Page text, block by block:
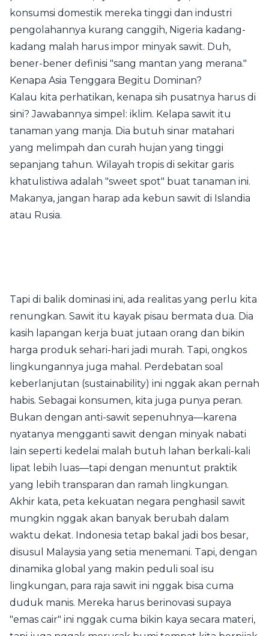
konsumsi domestik mereka tinggi dan industri
pengolahannya kurang canggih, Nigeria kadang-
kadang malah harus impor minyak sawit. Duh,
bener-bener definisi "sang mantan yang merana."
Kenapa Asia Tenggara Begitu Dominan?
Kalau kita perhatikan, kenapa sih pusatnya harus di
sini? Jawabannya simpel: iklim. Kelapa sawit itu
tanaman yang manja. Dia butuh sinar matahari
yang melimpah dan curah hujan yang tinggi
sepanjang tahun. Wilayah tropis di sekitar garis
khatulistiwa adalah "sweet spot" buat tanaman ini.
Makanya, jangan harap ada kebun sawit di Islandia
atau Rusia.
Tapi di balik dominasi ini, ada realitas yang perlu kita
renungkan. Sawit itu kayak pisau bermata dua. Dia
kasih lapangan kerja buat jutaan orang dan bikin
harga produk sehari-hari jadi murah. Tapi, ongkos
lingkungannya juga mahal. Perdebatan soal
keberlanjutan (sustainability) ini nggak akan pernah
habis. Sebagai konsumen, kita juga punya peran.
Bukan dengan anti-sawit sepenuhnya—karena
nyatanya mengganti sawit dengan minyak nabati
lain seperti kedelai malah butuh lahan berkali-kali
lipat lebih luas—tapi dengan menuntut praktik
yang lebih transparan dan ramah lingkungan.
Akhir kata, peta kekuatan negara penghasil sawit
mungkin nggak akan banyak berubah dalam
waktu dekat. Indonesia tetap bakal jadi bos besar,
disusul Malaysia yang setia menemani. Tapi, dengan
dinamika global yang makin peduli soal isu
lingkungan, para raja sawit ini nggak bisa cuma
duduk manis. Mereka harus berinovasi supaya
"emas cair" ini nggak cuma bikin kaya secara materi,